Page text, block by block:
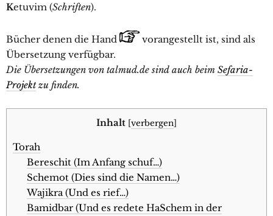
Ketuvim (Schriften).
Bücher denen die Hand
vorangestellt ist, sind als
Übersetzung verfügbar.
Die Übersetzungen von talmud.de sind auch beim Sefaria-
Projektzu finden.
Inhalt [verbergen]
Torah
Bereschit (Im Anfang schuf…)
Schemot (Dies sind die Namen…)
Wajikra (Und es rief…)
Bamidbar (Und es redete HaSchem in der